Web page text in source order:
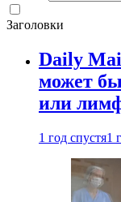
Заголовки
Daily
может
или
1 год спустя1